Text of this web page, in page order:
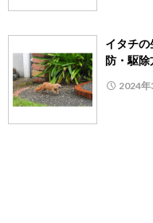
イタチ
防・駆
2024年